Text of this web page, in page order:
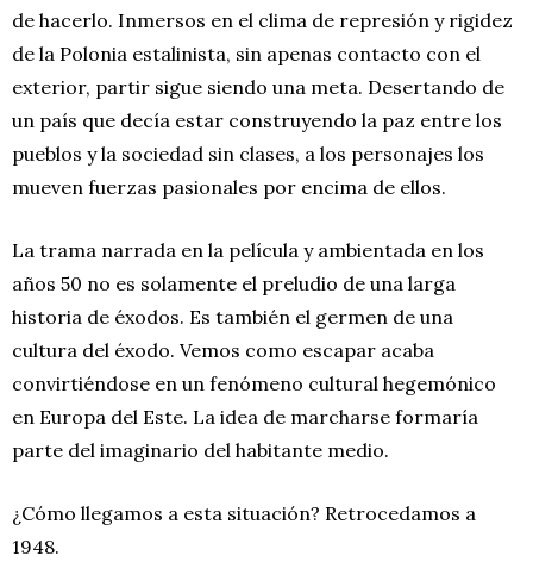
de hacerlo. Inmersos en el clima de represión y rigidez
de la Polonia estalinista, sin apenas contacto con el
exterior, partir sigue siendo una meta. Desertando de
un país que decía estar construyendo la paz entre los
pueblos y la sociedad sin clases, a los personajes los
mueven fuerzas pasionales por encima de ellos.
La trama narrada en la película y ambientada en los
años 50 no es solamente el preludio de una larga
historia de éxodos. Es también el germen de una
cultura del éxodo. Vemos como escapar acaba
convirtiéndose en un fenómeno cultural hegemónico
en Europa del Este. La idea de marcharse formaría
parte del imaginario del habitante medio.
¿Cómo llegamos a esta situación? Retrocedamos a
1948.